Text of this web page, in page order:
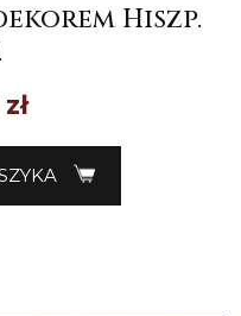
Hiszp.
zł